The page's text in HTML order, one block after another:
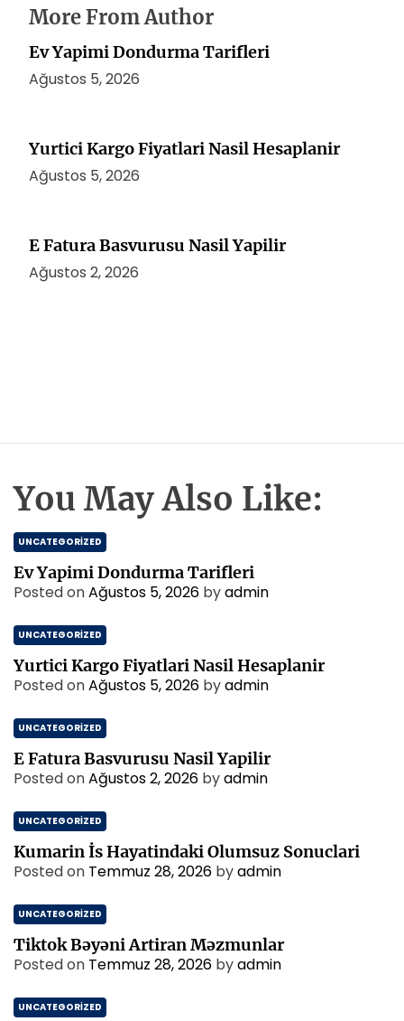
More From Author
Ev Yapimi Dondurma Tarifleri
Ağustos 5, 2026
Yurtici Kargo Fiyatlari Nasil Hesaplanir
Ağustos 5, 2026
E Fatura Basvurusu Nasil Yapilir
Ağustos 2, 2026
You May Also Like:
UNCATEGORIZED
Ev Yapimi Dondurma Tarifleri
Posted onAğustos 5, 2026 byadmin
UNCATEGORIZED
Yurtici Kargo Fiyatlari Nasil Hesaplanir
Posted onAğustos 5, 2026 byadmin
UNCATEGORIZED
E Fatura Basvurusu Nasil Yapilir
Posted onAğustos 2, 2026 byadmin
UNCATEGORIZED
Kumarin İs Hayatindaki Olumsuz Sonuclari
Posted on Temmuz 28, 2026 byadmin
UNCATEGORIZED
Tiktok Bəyəni Artiran Məzmunlar
Posted on Temmuz 28, 2026 byadmin
UNCATEGORIZED